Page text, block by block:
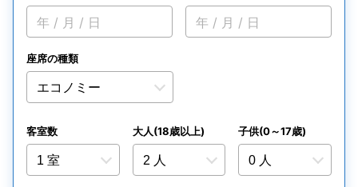
年 / 月 / 日 年 / 月 / 日
座席の種類
客室数 大人(18歳以上) 子供(0～17歳)